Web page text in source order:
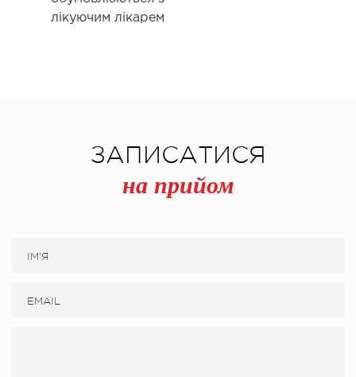
лікуючим лікарем
ЗАПИСАТИСЯ
на прийом